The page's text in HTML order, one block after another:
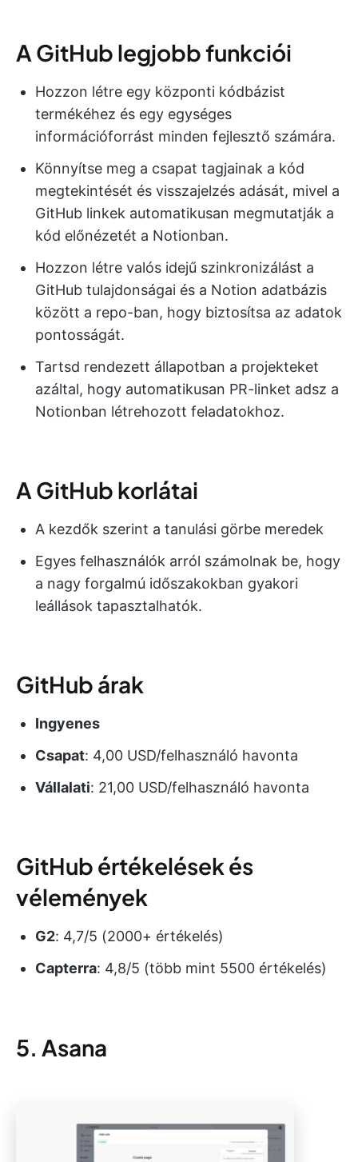
A GitHub legjobb funkciói
Hozzon létre egy központi kódbázist
termékéhez és egy egységes
információforrást minden fejlesztő számára.
Könnyítse meg a csapat tagjainak a kód
megtekintését és visszajelzés adását, mivel a
GitHub linkek automatikusan megmutatják a
kód előnézetét a Notionban.
Hozzon létre valós idejű szinkronizálást a
GitHub tulajdonságai és a Notion adatbázis
között a repo-ban, hogy biztosítsa az adatok
pontosságát.
Tartsd rendezett állapotban a projekteket
azáltal, hogy automatikusan PR-linket adsz a
Notionban létrehozott feladatokhoz.
A GitHub korlátai
A kezdők szerint a tanulási görbe meredek
Egyes felhasználók arról számolnak be, hogy
a nagy forgalmú időszakokban gyakori
leállások tapasztalhatók.
GitHub árak
Ingyenes
Csapat: 4,00 USD/felhasználó havonta
Vállalati: 21,00 USD/felhasználó havonta
GitHub értékelések és
vélemények
G2: 4,7/5 (2000+ értékelés)
Capterra: 4,8/5 (több mint 5500 értékelés)
5. Asana